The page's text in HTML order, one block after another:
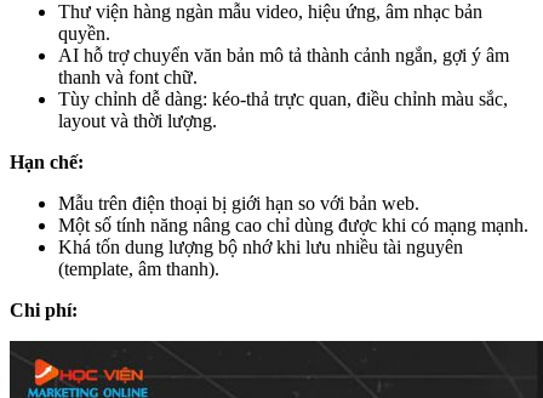
Thư viện hàng ngàn mẫu video, hiệu ứng, âm nhạc bản
quyền.
AI hỗ trợ chuyển văn bản mô tả thành cảnh ngắn, gợi ý âm
thanh và font chữ.
Tùy chỉnh dễ dàng: kéo-thả trực quan, điều chỉnh màu sắc,
layout và thời lượng.
Hạn chế:
Mẫu trên điện thoại bị giới hạn so với bản web.
Một số tính năng nâng cao chỉ dùng được khi có mạng mạnh.
Khá tốn dung lượng bộ nhớ khi lưu nhiều tài nguyên
(template, âm thanh).
Chi phí: